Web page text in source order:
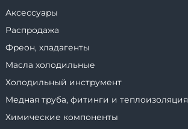
Аксессуары
Распродажа
Фреон, хладагенты
Масла холодильные
Холодильный инструмент
Медная труба, фитинги и теплоизоляция
Химические компоненты